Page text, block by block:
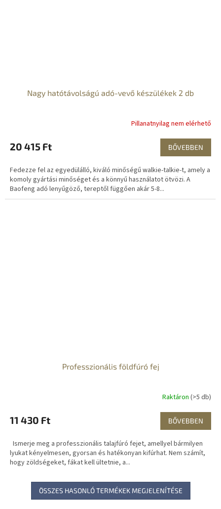
Nagy hatótávolságú adó-vevő készülékek 2 db
Pillanatnyilag nem elérhető
20 415 Ft BŐVEBBEN
Fedezze fel az egyedülálló, kiváló minőségű walkie-talkie-t, amely a
komoly gyártási minőséget és a könnyű használatot ötvözi. A
Baofeng adó lenyűgöző, tereptől függően akár 5-8...
Professzionális földfúró fej
Raktáron (>5 db)
11 430 Ft BŐVEBBEN
Ismerje meg a professzionális talajfúró fejet, amellyel bármilyen
lyukat kényelmesen, gyorsan és hatékonyan kifúrhat. Nem számít,
hogy zöldségeket, fákat kell ültetnie, a...
ÖSSZES HASONLÓ TERMÉKEK MEGJELENÍTÉSE